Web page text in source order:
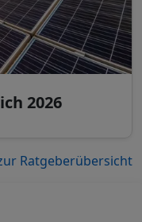
2026
Ratgeberübersicht